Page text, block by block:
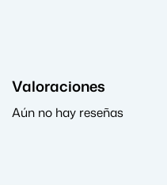
Valoraciones
Aún no hay reseñas